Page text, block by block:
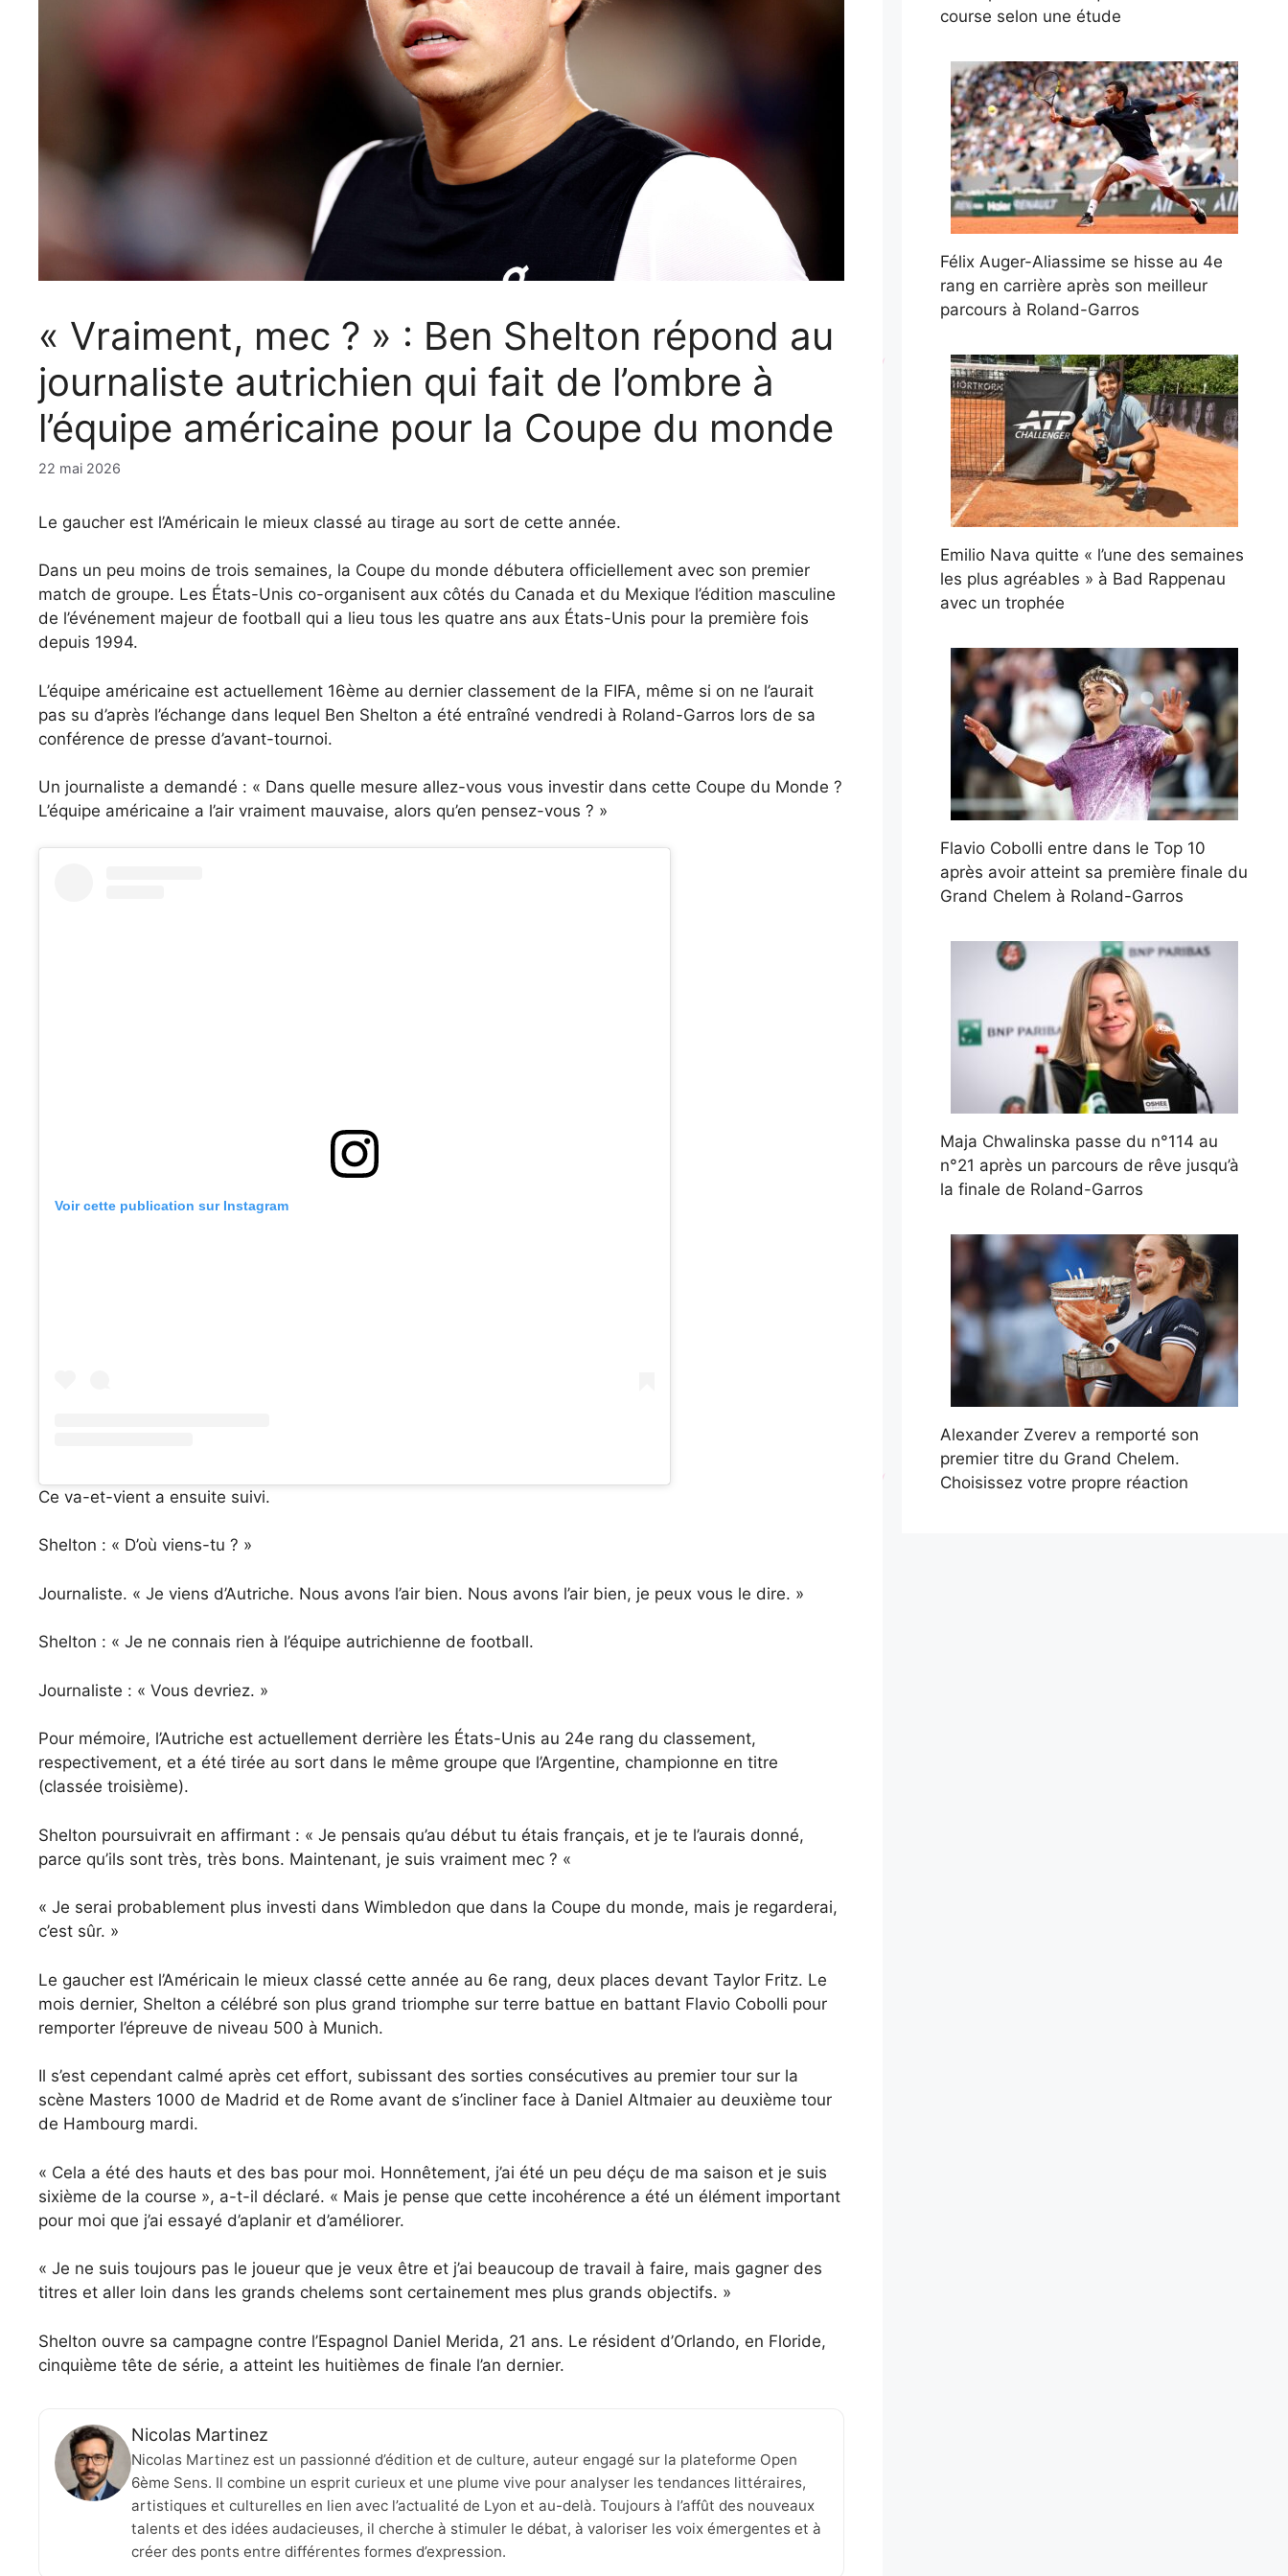
« Vraiment, mec ? » : Ben Shelton répond au
journaliste autrichien qui fait de l’ombre à
l’équipe américaine pour la Coupe du monde
22 mai 2026
Le gaucher est l’Américain le mieux classé au tirage au sort de cette année.
Dans un peu moins de trois semaines, la Coupe du monde débutera officiellement avec son premier
match de groupe. Les États-Unis co-organisent aux côtés du Canada et du Mexique l’édition masculine
de l’événement majeur de football qui a lieu tous les quatre ans aux États-Unis pour la première fois
depuis 1994.
L’équipe américaine est actuellement 16ème au dernier classement de la FIFA, même si on ne l’aurait
pas su d’après l’échange dans lequel Ben Shelton a été entraîné vendredi à Roland-Garros lors de sa
conférence de presse d’avant-tournoi.
Un journaliste a demandé : « Dans quelle mesure allez-vous vous investir dans cette Coupe du Monde ?
L’équipe américaine a l’air vraiment mauvaise, alors qu’en pensez-vous ? »
Voir cette publication sur Instagram
Ce va-et-vient a ensuite suivi.
Shelton : « D’où viens-tu ? »
Journaliste. « Je viens d’Autriche. Nous avons l’air bien. Nous avons l’air bien, je peux vous le dire. »
Shelton : « Je ne connais rien à l’équipe autrichienne de football.
Journaliste : « Vous devriez. »
Pour mémoire, l’Autriche est actuellement derrière les États-Unis au 24e rang du classement,
respectivement, et a été tirée au sort dans le même groupe que l’Argentine, championne en titre
(classée troisième).
Shelton poursuivrait en affirmant : « Je pensais qu’au début tu étais français, et je te l’aurais donné,
parce qu’ils sont très, très bons. Maintenant, je suis vraiment mec ? «
« Je serai probablement plus investi dans Wimbledon que dans la Coupe du monde, mais je regarderai,
c’est sûr. »
Le gaucher est l’Américain le mieux classé cette année au 6e rang, deux places devant Taylor Fritz. Le
mois dernier, Shelton a célébré son plus grand triomphe sur terre battue en battant Flavio Cobolli pour
remporter l’épreuve de niveau 500 à Munich.
Il s’est cependant calmé après cet effort, subissant des sorties consécutives au premier tour sur la
scène Masters 1000 de Madrid et de Rome avant de s’incliner face à Daniel Altmaier au deuxième tour
de Hambourg mardi.
« Cela a été des hauts et des bas pour moi. Honnêtement, j’ai été un peu déçu de ma saison et je suis
sixième de la course », a-t-il déclaré. « Mais je pense que cette incohérence a été un élément important
pour moi que j’ai essayé d’aplanir et d’améliorer.
« Je ne suis toujours pas le joueur que je veux être et j’ai beaucoup de travail à faire, mais gagner des
titres et aller loin dans les grands chelems sont certainement mes plus grands objectifs. »
Shelton ouvre sa campagne contre l’Espagnol Daniel Merida, 21 ans. Le résident d’Orlando, en Floride,
cinquième tête de série, a atteint les huitièmes de finale l’an dernier.
Nicolas Martinez
Nicolas Martinez est un passionné d’édition et de culture, auteur engagé sur la plateforme Open
6ème Sens. Il combine un esprit curieux et une plume vive pour analyser les tendances littéraires,
artistiques et culturelles en lien avec l’actualité de Lyon et au-delà. Toujours à l’affût des nouveaux
talents et des idées audacieuses, il cherche à stimuler le débat, à valoriser les voix émergentes et à
créer des ponts entre différentes formes d’expression.
course selon une étude
Félix Auger-Aliassime se hisse au 4e
rang en carrière après son meilleur
parcours à Roland-Garros
Emilio Nava quitte « l’une des semaines
les plus agréables » à Bad Rappenau
avec un trophée
Flavio Cobolli entre dans le Top 10
après avoir atteint sa première finale du
Grand Chelem à Roland-Garros
Maja Chwalinska passe du n°114 au
n°21 après un parcours de rêve jusqu’à
la finale de Roland-Garros
Alexander Zverev a remporté son
premier titre du Grand Chelem.
Choisissez votre propre réaction